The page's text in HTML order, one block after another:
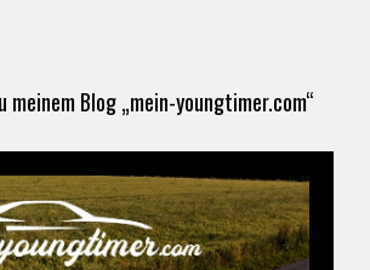
meinem Blog „mein-youngtimer.com“